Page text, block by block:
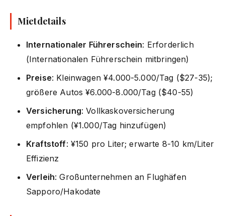
Mietdetails
Internationaler Führerschein: Erforderlich
(Internationalen Führerschein mitbringen)
Preise: Kleinwagen ¥4.000-5.000/Tag ($27-35);
größere Autos ¥6.000-8.000/Tag ($40-55)
Versicherung: Vollkaskoversicherung
empfohlen (¥1.000/Tag hinzufügen)
Kraftstoff: ¥150 pro Liter; erwarte 8-10 km/Liter
Effizienz
Verleih: Großunternehmen an Flughäfen
Sapporo/Hakodate